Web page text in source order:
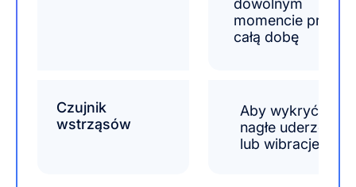
momencie przez
całą dobę
Czujnik
wstrząsów
Aby wykryć
nagłe uderzenia
lub wibracje